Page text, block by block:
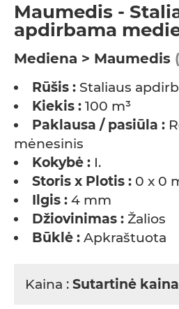
Maumedis -
apdirbama
Mediena > Maumedis
Rūšis : Staliaus
Kiekis : 100 m³
Paklausa / pasiūla :
mėnesinis
Kokybė : I.
Storis x Plotis : 0 x 0
Ilgis : 4 mm
Džiovinimas : Žalios
Būklė : Apkraštuota
Kaina : Sutartinė kaina